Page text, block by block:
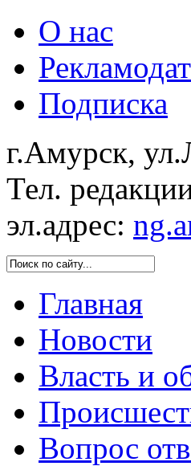
О нас
Подписка
г.Амурск,
Тел.
эл.адрес:
Главная
Новости
Власть и
Вопрос